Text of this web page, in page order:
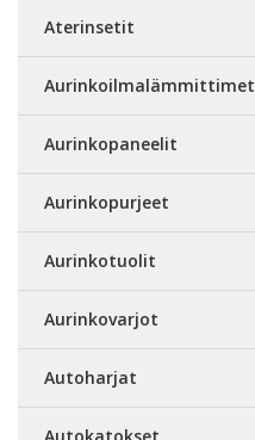
Aterinsetit
Aurinkoilmalämmittimet
Aurinkopaneelit
Aurinkopurjeet
Aurinkotuolit
Aurinkovarjot
Autoharjat